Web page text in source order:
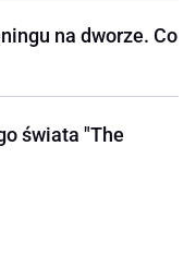
na dworze. Co
świata "The